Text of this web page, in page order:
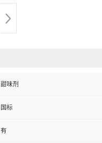
甜味剂
国标
有